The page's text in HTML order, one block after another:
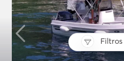
Filtros